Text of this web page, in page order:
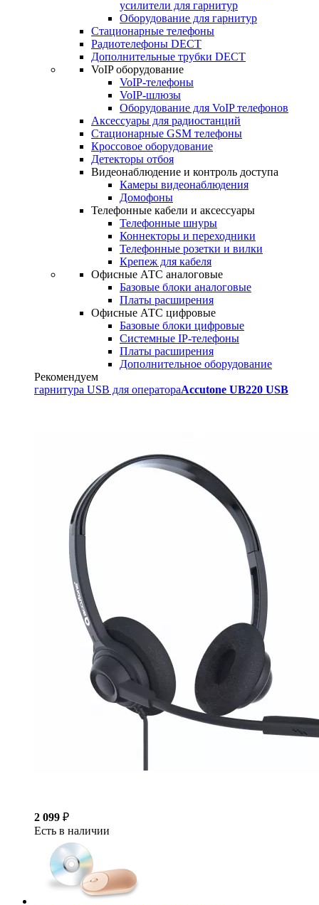
усилители для гарнитур
Оборудование для гарнитур
Стационарные телефоны
Радиотелефоны DECT
Дополнительные трубки DECT
VoIP оборудование
VoIP-телефоны
VoIP-шлюзы
Оборудование для VoIP телефонов
Аксессуары для радиостанций
Стационарные GSM телефоны
Кроссовое оборудование
Детекторы отбоя
Видеонаблюдение и контроль доступа
Камеры видеонаблюдения
Домофоны
Телефонные кабели и аксессуары
Телефонные шнуры
Коннекторы и переходники
Телефонные розетки и вилки
Крепеж для кабеля
Офисные АТС аналоговые
Базовые блоки аналоговые
Платы расширения
Офисные АТС цифровые
Базовые блоки цифровые
Системные IP-телефоны
Платы расширения
Дополнительное оборудование
Рекомендуем
гарнитура USB для оператораAccutone UB220 USB
2 099 ₽
Есть в наличии